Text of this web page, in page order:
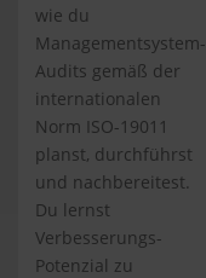
wie du
Managementsystem-
Audits gemäß der
internationalen
Norm ISO-19011
planst, durchführst
und nachbereitest.
Du lernst
Verbesserungs-
Potenzial zu